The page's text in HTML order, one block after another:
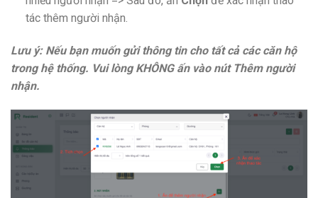
tác thêm người nhận.
Lưu ý: Nếu bạn muốn gửi thông tin cho tất cả các căn hộ
trong hệ thống. Vui lòng KHÔNG ấn vào nút Thêm người
nhận.